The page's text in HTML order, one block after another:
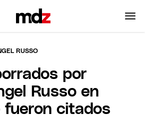
RUSSO
por
Russo en
fueron citados